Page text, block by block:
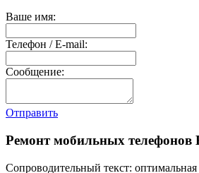
Ваше имя:
Телефон / E-mail:
Сообщение:
Отправить
Ремонт мобильных телефонов
Сопроводительный текст: